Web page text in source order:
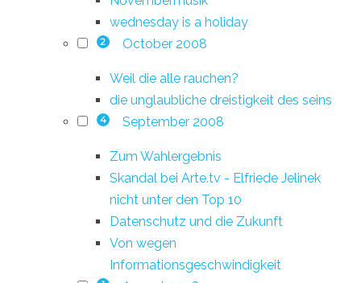
wednesday is a holiday
2 October 2008
Weil die alle rauchen?
die unglaubliche dreistigkeit des seins
4 September 2008
Zum Wahlergebnis
Skandal bei Arte.tv - Elfriede Jelinek
nicht unter den Top 10
Datenschutz und die Zukunft
Von wegen
Informationsgeschwindigkeit